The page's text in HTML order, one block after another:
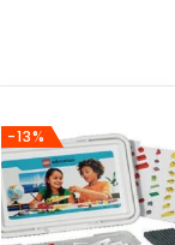
-13%